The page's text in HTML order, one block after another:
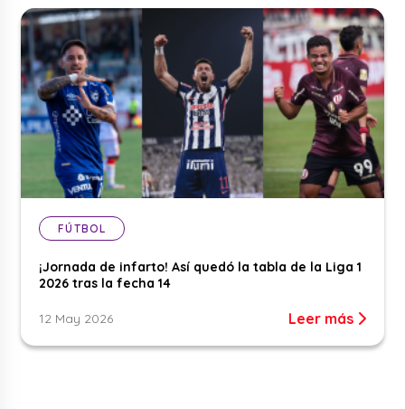
FÚTBOL
¡Jornada de infarto! Así quedó la tabla de la Liga 1
2026 tras la fecha 14
12 May 2026 Leer más